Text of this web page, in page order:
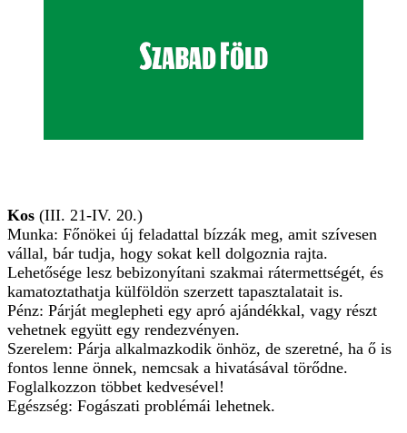
Kos (III. 21-IV. 20.)
Munka: Főnökei új feladattal bízzák meg, amit szívesen
vállal, bár tudja, hogy sokat kell dolgoznia rajta.
Lehetősége lesz bebizonyítani szakmai rátermettségét, és
kamatoztathatja külföldön szerzett tapasztalatait is.
Pénz: Párját meglepheti egy apró ajándékkal, vagy részt
vehetnek együtt egy rendezvényen.
Szerelem: Párja alkalmazkodik önhöz, de szeretné, ha ő is
fontos lenne önnek, nemcsak a hivatásával törődne.
Foglalkozzon többet kedvesével!
Egészség: Fogászati problémái lehetnek.